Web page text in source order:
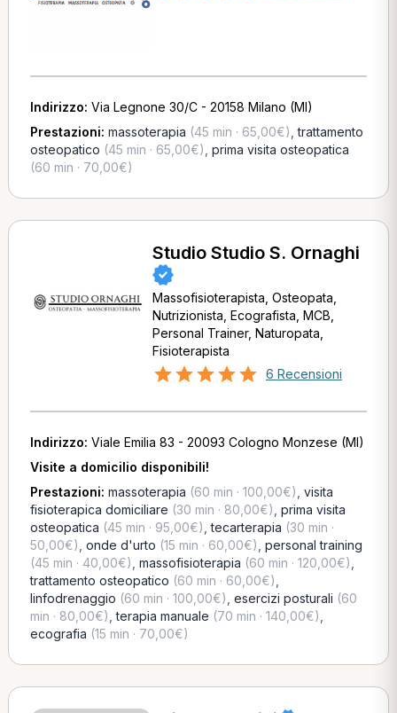
Indirizzo: Via Legnone 30/C - 20158 Milano (MI)
Prestazioni: massoterapia (45 min · 65,00€) ,trattamento
osteopatico (45 min · 65,00€) prima visita osteopatica
(60 min · 70,00€)
Studio Studio S. Ornaghi
Massofisioterapista, Osteopata,
Nutrizionista, Ecografista, MCB,
Personal Trainer, Naturopata,
Fisioterapista
6 Recensioni
Indirizzo: Viale Emilia 83 - 20093 Cologno Monzese (MI)
Visite a domicilio disponibili!
Prestazioni: massoterapia (60 min · 100,00€) visita
fisioterapica domiciliare (30 min · 80,00€) prima visita
osteopatica (45 min · 95,00€) ,tecarterapia (30 min ·
50,00€) onde d'urto (15 min · 60,00€) personal training
(45 min · 40,00€) massofisioterapia (60 min · 120,00€)
trattamento osteopatico (60 min · 60,00€)
linfodrenaggio (60 min · 100,00€) esercizi posturali (60
min · 80,00€) ,terapia manuale (70 min · 140,00€)
ecografia (15 min · 70,00€)